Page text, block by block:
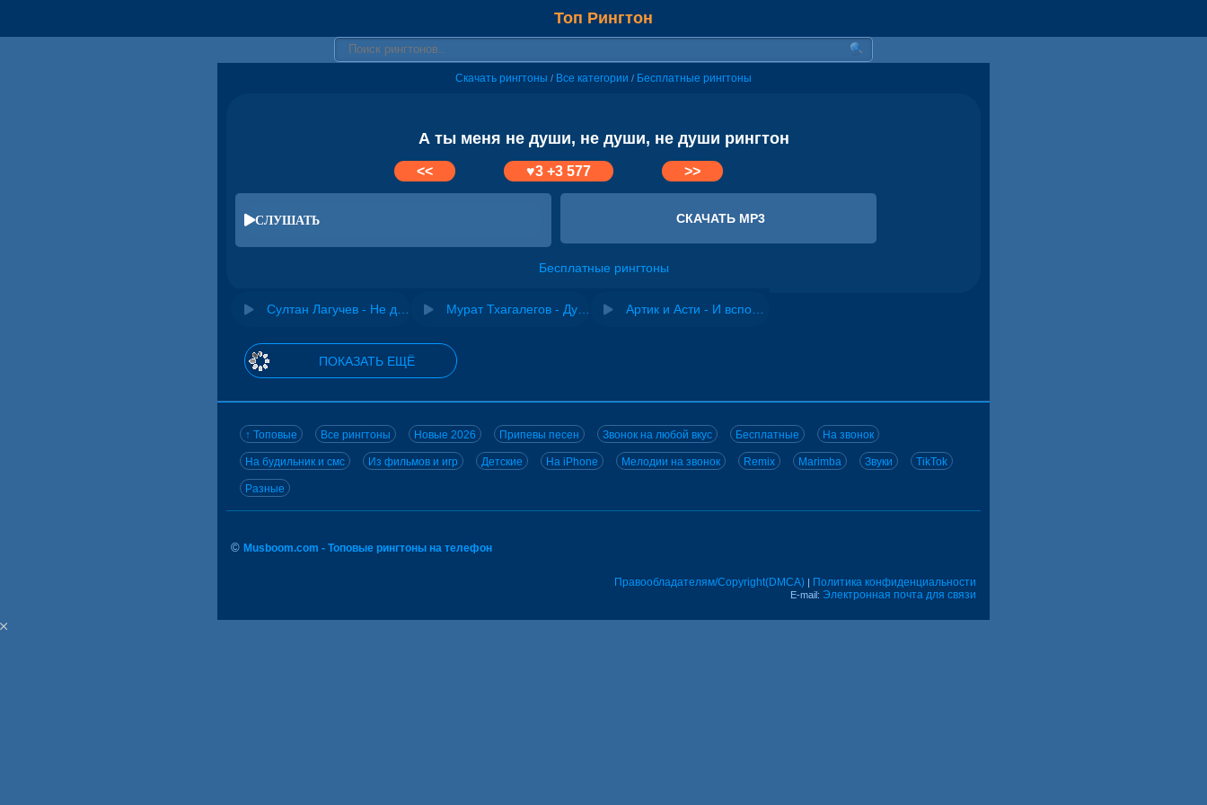
Топ Рингтон
Скачать рингтоны / Все категории / Бесплатные рингтоны
А ты меня не души, не души, не души рингтон
<< ♥3 +3 577 >>
СЛУШАТЬ СКАЧАТЬ MP3
Бесплатные рингтоны
ПОКАЗАТЬ ЕЩЁ
↑ Топовые Все рингтоны Новые 2026 Припевы песен Звонок на любой вкус Бесплатные На звонок
На будильник и смс Из фильмов и игр Детские На iPhone Мелодии на звонок Remix Marimba Звуки TikTok
Разные
© Musboom.com - Топовые рингтоны на телефон
Правообладателям/Copyright(DMCA) | Политика конфиденциальности
E-mail: Электронная почта для связи